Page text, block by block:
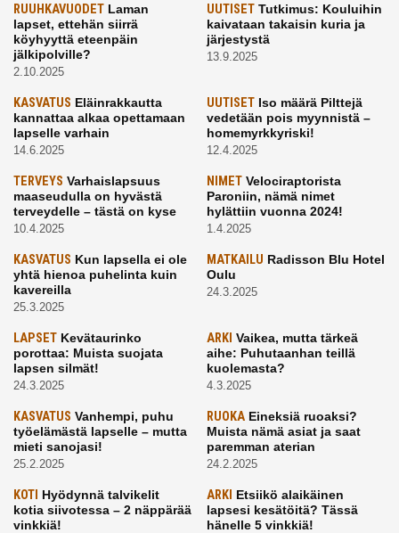
RUUHKAVUODET Laman
lapset, ettehän siirrä
köyhyyttä eteenpäin
jälkipolville?
2.10.2025
UUTISETTutkimus: Kouluihin
kaivataan takaisin kuria ja
järjestystä
13.9.2025
KASVATUS Eläinrakkautta
kannattaa alkaa opettamaan
lapselle varhain
14.6.2025
UUTISETIso määrä Pilttejä
vedetään pois myynnistä –
homemyrkkyriski!
12.4.2025
TERVEYS Varhaislapsuus
maaseudulla on hyvästä
terveydelle – tästä on kyse
10.4.2025
NIMETVelociraptorista
Paroniin, nämä nimet
hylättiin vuonna 2024!
1.4.2025
KASVATUS Kun lapsella ei ole
yhtä hienoa puhelinta kuin
kavereilla
25.3.2025
MATKAILU Radisson Blu Hotel
Oulu
24.3.2025
LAPSET Kevätaurinko
porottaa: Muista suojata
lapsen silmät!
24.3.2025
ARKI Vaikea, mutta tärkeä
aihe: Puhutaanhan teillä
kuolemasta?
4.3.2025
KASVATUS Vanhempi, puhu
työelämästä lapselle – mutta
mieti sanojasi!
25.2.2025
RUOKAEineksiä ruoaksi?
Muista nämä asiat ja saat
paremman aterian
24.2.2025
KOTI Hyödynnä talvikelit
kotia siivotessa – 2 näppärää
vinkkiä!
ARKI Etsiikö alaikäinen
lapsesi kesätöitä? Tässä
hänelle 5 vinkkiä!